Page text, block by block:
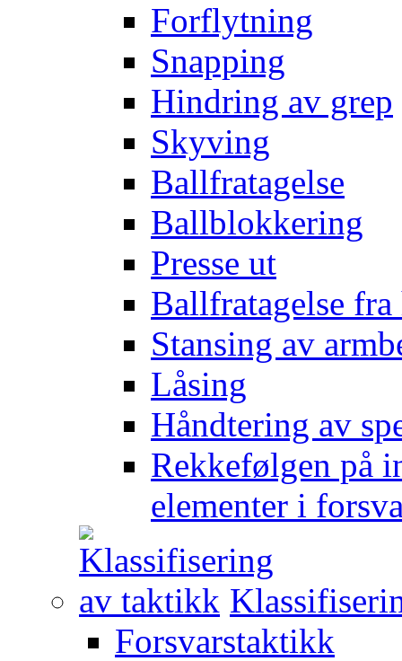
Forflytning
Snapping
Hindring av grep
Skyving
Ballfratagelse
Ballblokkering
Presse ut
Ballfratagelse fra
Stansing av
Låsing
Håndtering av
Rekkefølgen på
elementer i
Forsvarstaktikk